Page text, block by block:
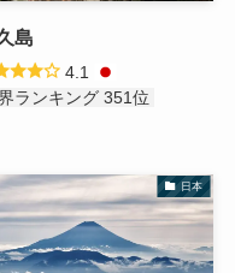
島
4.1
ランキング 351位
日本